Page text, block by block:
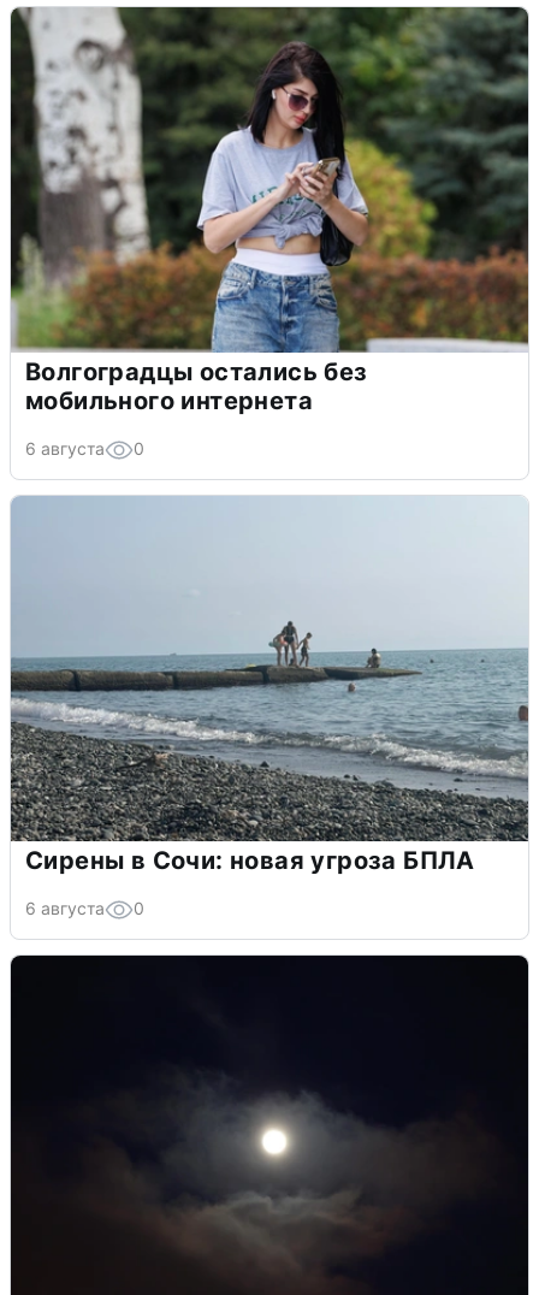
Волгоградцы остались без
мобильного интернета
6 августа 0
Сирены в Сочи: новая угроза БПЛА
6 августа 0